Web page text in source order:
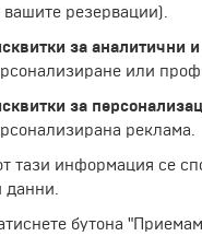
Югоизточна
чието име е наречен.
факта, че бил
вашите резервации).
за аналитични
или
за
реклама.
тази информация се
данни.
бутона